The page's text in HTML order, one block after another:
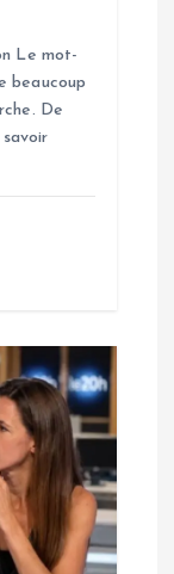
Le mot-
beaucoup
De